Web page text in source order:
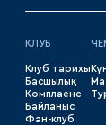
КЛУБ
Клуб тарихы
Басшылық
Комплаенс
Байланыс
Фан-клуб